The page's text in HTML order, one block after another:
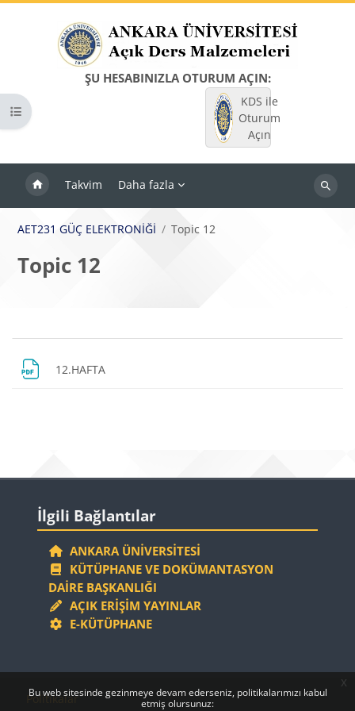
Bu web sitesinde gezinmeye devam ederseniz, politikalarımızı kabul
etmiş olursunuz:
x
ŞU HESABINIZLA OTURUM AÇIN:
KDS ile
Oturum
Açın
Takvim Daha fazla
Dersleri
Kurs dizinini aç
AET231 GÜÇ ELEKTRONİĞİ Topic 12
Topic 12
Bloklar
Bölüm anahatları
12.HAFTA
Bloklar
İlgili Bağlantılar
ANKARA ÜNIVERSITESI
KÜTÜPHANE VE DOKÜMANTASYON
DAIRE BAŞKANLIĞI
AÇIK ERIŞIM YAYINLAR
E-KÜTÜPHANE
Bloklar
Bloklar
Politikalar